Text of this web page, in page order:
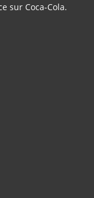
sur Coca-Cola.